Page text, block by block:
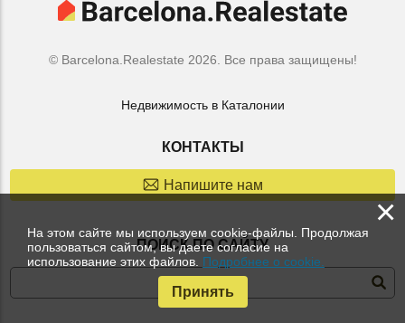
© Barcelona.Realestate 2026. Все права защищены!
Недвижимость в Каталонии
КОНТАКТЫ
Напишите нам
ПОИСК ПО САЙТУ
×
На этом сайте мы используем cookie-файлы. Продолжая
пользоваться сайтом, вы даете согласие на
использование этих файлов. Подробнее о cookie.
Принять